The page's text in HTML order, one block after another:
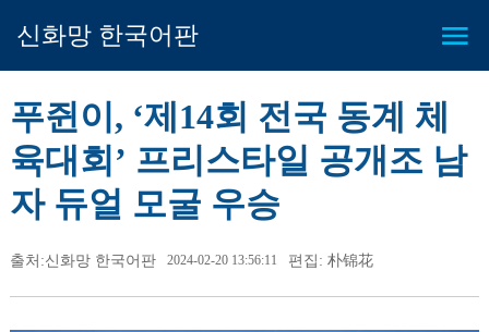
신화망 한국어판
푸쥔이, ‘제14회 전국 동계 체
육대회’ 프리스타일 공개조 남
자 듀얼 모굴 우승
출처:신화망 한국어판 2024-02-20 13:56:11 편집: 朴锦花